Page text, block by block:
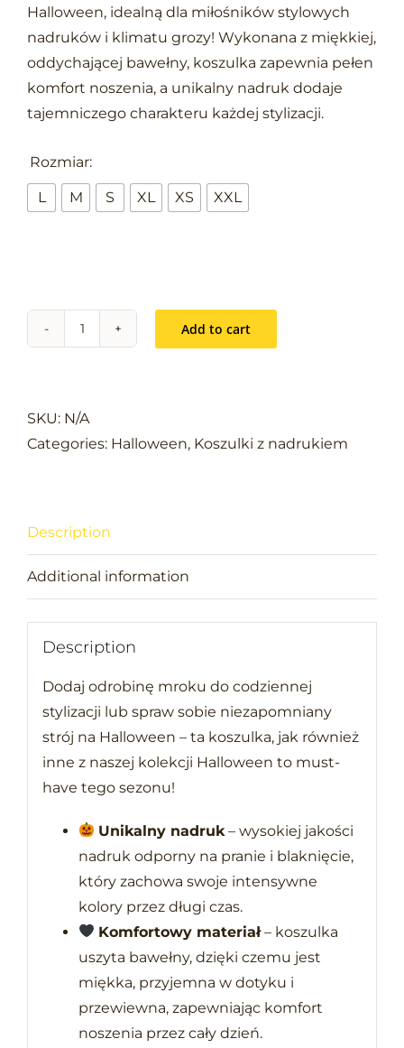
Halloween, idealną dla miłośników stylowych
nadruków i klimatu grozy! Wykonana z miękkiej,
oddychającej bawełny, koszulka zapewnia pełen
komfort noszenia, a unikalny nadruk dodaje
tajemniczego charakteru każdej stylizacji.
Rozmiar:
L M S XL XS XXL
party
quantity
Add to cart
SKU: N/A
Categories: Halloween, Koszulki z nadrukiem
Description
Additional information
Description
Dodaj odrobinę mroku do codziennej
stylizacji lub spraw sobie niezapomniany
strój na Halloween – ta koszulka, jak również
inne z naszej kolekcji Halloween to must-
have tego sezonu!
Unikalny nadruk– wysokiej jakości
nadruk odporny na pranie i blaknięcie,
który zachowa swoje intensywne
kolory przez długi czas.
Komfortowy materiał– koszulka
uszyta bawełny, dzięki czemu jest
miękka, przyjemna w dotyku i
przewiewna, zapewniając komfort
noszenia przez cały dzień.